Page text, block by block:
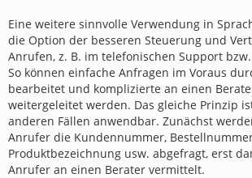
Eine weitere sinnvolle Verwendung in
die Option der besseren Steuerung und
Anrufen, z. B. im telefonischen Support
So können einfache Anfragen im Voraus
bearbeitet und komplizierte an einen
weitergeleitet werden. Das gleiche Prinzip
anderen Fällen anwendbar. Zunächst
Anrufer die Kundennummer,
Produktbezeichnung usw. abgefragt, erst
Anrufer an einen Berater vermittelt.